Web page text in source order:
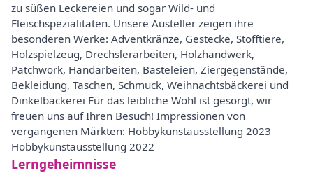
zu süßen Leckereien und sogar Wild- und
Fleischspezialitäten. Unsere Austeller zeigen ihre
besonderen Werke: Adventkränze, Gestecke, Stofftiere,
Holzspielzeug, Drechslerarbeiten, Holzhandwerk,
Patchwork, Handarbeiten, Basteleien, Ziergegenstände,
Bekleidung, Taschen, Schmuck, Weihnachtsbäckerei und
Dinkelbäckerei Für das leibliche Wohl ist gesorgt, wir
freuen uns auf Ihren Besuch! Impressionen von
vergangenen Märkten: Hobbykunstausstellung 2023
Hobbykunstausstellung 2022
Lerngeheimnisse